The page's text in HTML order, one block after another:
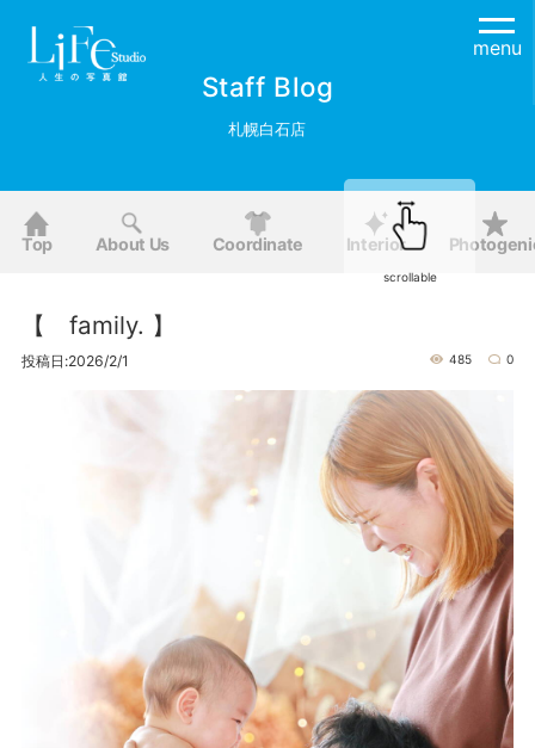
menu
Staff Blog
札幌白石店
Top About Us Coordinate Interior
scrollable
【 family. 】
投稿日:2026/2/1 485 0